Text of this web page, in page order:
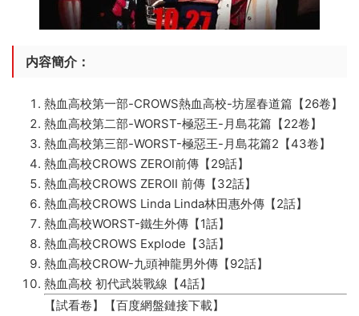
内容簡介：
熱血高校第一部-CROWS熱血高校-坊屋春道篇【26卷】
熱血高校第二部-WORST-極惡王-月島花篇【22卷】
熱血高校第三部-WORST-極惡王-月島花篇2【43卷】
熱血高校CROWS ZEROⅠ前傳【29話】
熱血高校CROWS ZEROⅡ 前傳【32話】
熱血高校CROWS Linda Linda林田惠外傳【2話】
熱血高校WORST-鐵生外傳【1話】
熱血高校CROWS Explode【3話】
熱血高校CROW-九頭神龍男外傳【92話】
熱血高校 初代武裝戰線【4話】
【試看卷】【百度網盤鏈接下載】